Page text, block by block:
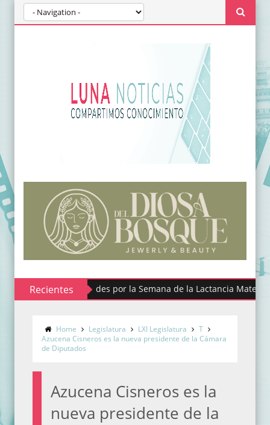
Recientes
alista actividades por la Semana de la Lactancia Materna
busca contribuir a eliminar los estigmas y mitos de la
Home Legislatura LXI Legislatura
T
Azucena Cisneros es la nueva presidente de la Cámara
de Diputados
Azucena Cisneros es la
nueva presidente de la